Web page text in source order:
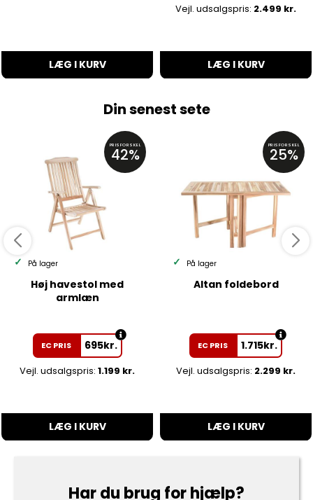
LÆG I KURV
Vejl. udsalgspris: 2.499 kr.
LÆG I KURV
Din senest sete
PRISFORSKEL
42%
På lager
Høj havestol med
armlæn
EC PRIS 695kr.
Vejl. udsalgspris: 1.199 kr.
LÆG I KURV
PRISFORSKEL
25%
På lager
Altan foldebord
EC PRIS 1.715kr.
Vejl. udsalgspris: 2.299 kr.
LÆG I KURV
Har du brug for hjælp?